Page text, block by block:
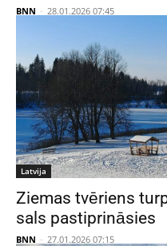
BNN - 28.01.2026 07:45
Latvija
Ziemas tvēriens
sals pastiprināsies
BNN - 27.01.2026 07:15